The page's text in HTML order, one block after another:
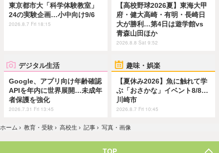
東京都市大「科学体験教室」
24の実験企画…小中向け9/6
2026.8.7 Fri 18:15
【高校野球2026夏】東海大甲
府・健大高崎・有明・長崎日
大が勝利…第4日は遊学館vs
青森山田ほか
2026.8.8 Sat 9:52
デジタル生活
Google、アプリ向け年齢確認
APIを年内に世界展開…未成年
者保護を強化
2026.7.31 Fri 13:45
趣味・娯楽
【夏休み2026】魚に触れて学
ぶ「おさかな」イベント8/8…
川崎市
2026.8.7 Fri 10:45
ホーム › 教育・受験 › 高校生 › 記事 › 写真・画像
TOP